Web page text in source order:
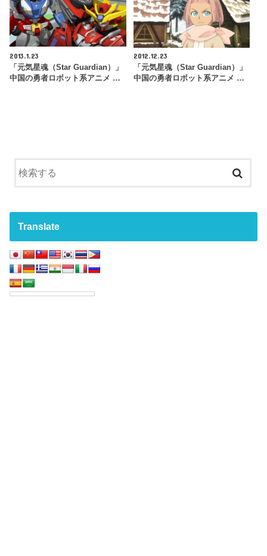
2013.1.23
「元気星魂（Star Guardian）」
中国の勇者ロボット系アニメ …
2012.12.23
「元気星魂（Star Guardian）」
中国の勇者ロボット系アニメ …
Translate